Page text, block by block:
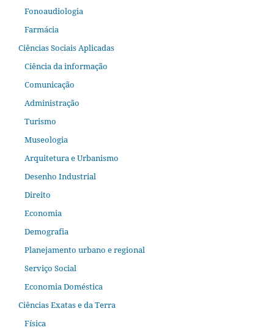
Fonoaudiologia
Farmácia
Ciências Sociais Aplicadas
Ciência da informação
Comunicação
Administração
Turismo
Museologia
Arquitetura e Urbanismo
Desenho Industrial
Direito
Economia
Demografia
Planejamento urbano e regional
Serviço Social
Economia Doméstica
Ciências Exatas e da Terra
Física